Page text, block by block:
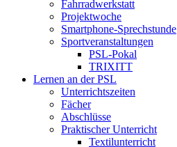
Fahrradwerkstatt
Projektwoche
Smartphone-Sprechstunde
Sportveranstaltungen
PSL-Pokal
TRIXITT
Lernen an der PSL
Unterrichtszeiten
Fächer
Abschlüsse
Praktischer Unterricht
Textilunterricht